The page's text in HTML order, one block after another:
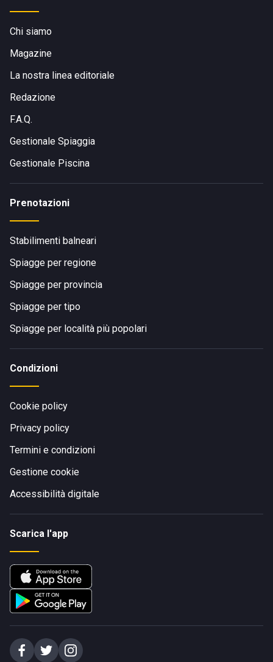
Chi siamo
Magazine
La nostra linea editoriale
Redazione
F.A.Q.
Gestionale Spiaggia
Gestionale Piscina
Prenotazioni
Stabilimenti balneari
Spiagge per regione
Spiagge per provincia
Spiagge per tipo
Spiagge per località più popolari
Condizioni
Cookie policy
Privacy policy
Termini e condizioni
Gestione cookie
Accessibilità digitale
Scarica l'app